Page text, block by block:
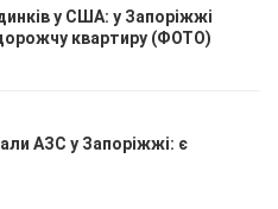
у США: у Запоріжжі
квартиру (ФОТО)
АЗС у Запоріжжі: є